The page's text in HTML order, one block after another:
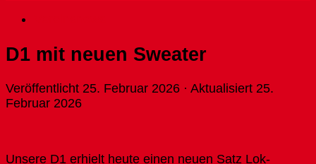
D1 mit neuen Sweater
Veröffentlicht 25. Februar 2026 · Aktualisiert 25.
Februar 2026
Unsere D1 erhielt heute einen neuen Satz Lok-